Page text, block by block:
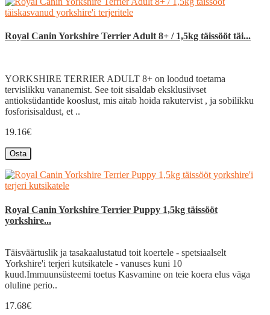
Royal Canin Yorkshire Terrier Adult 8+ / 1,5kg täissööt täi...
YORKSHIRE TERRIER ADULT 8+ on loodud toetama
tervislikku vananemist. See toit sisaldab eksklusiivset
antioksüdantide kooslust, mis aitab hoida rakutervist , ja sobilikku
fosforisisaldust, et ..
19.16€
Osta
Royal Canin Yorkshire Terrier Puppy 1,5kg täissööt
yorkshire...
Täisväärtuslik ja tasakaalustatud toit koertele - spetsiaalselt
Yorkshire'i terjeri kutsikatele - vanuses kuni 10
kuud.Immuunsüsteemi toetus Kasvamine on teie koera elus väga
oluline perio..
17.68€